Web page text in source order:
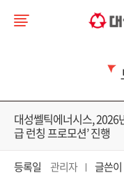
대성쎌틱에너시스, 2026
급 런칭 프로모션’ 진행
등록일 관리자 글쓴이